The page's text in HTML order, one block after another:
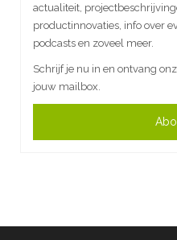
actualiteit,
productinnovaties, info over
podcasts en zoveel meer.
Schrijf je nu in en ontvang
jouw mailbox.